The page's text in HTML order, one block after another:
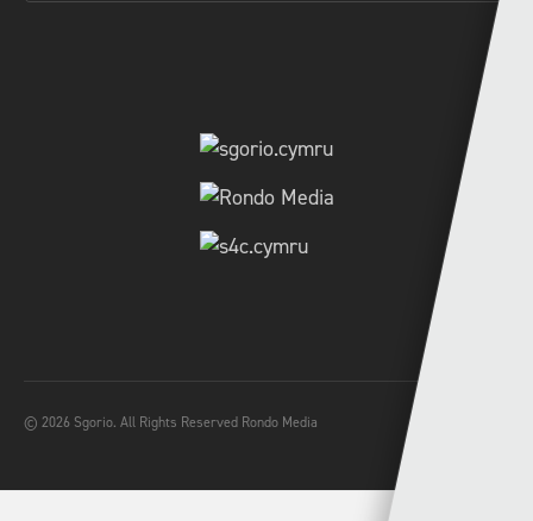
© 2026 Sgorio. All Rights Reserved Rondo Media